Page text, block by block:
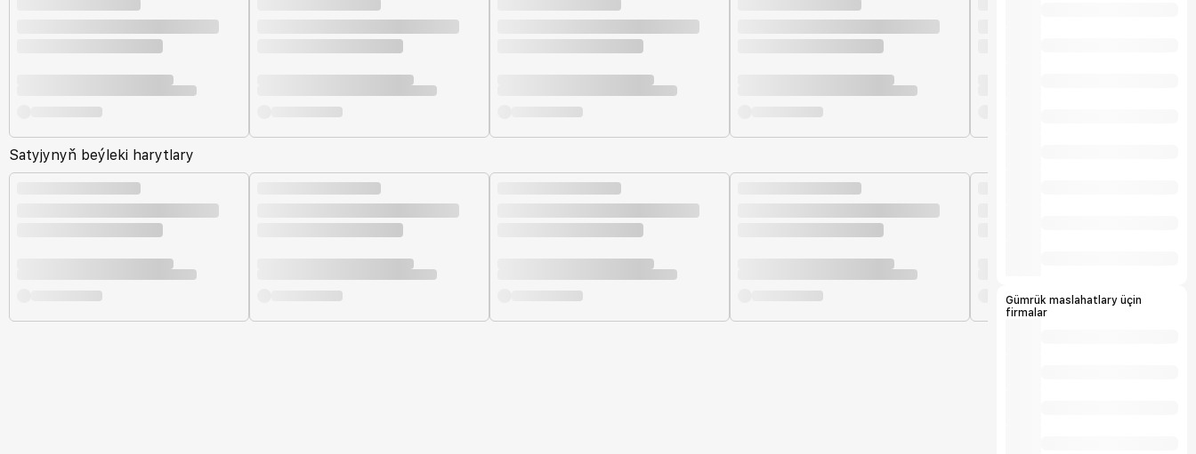
Satyjynyň beýleki harytlary
Gümrük maslahatlary üçin
firmalar